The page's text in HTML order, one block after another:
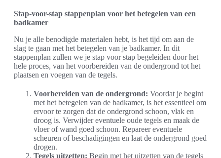
Stap-voor-stap stappenplan voor het betegelen van een
badkamer
Nu je alle benodigde materialen hebt, is het tijd om aan de
slag te gaan met het betegelen van je badkamer. In dit
stappenplan zullen we je stap voor stap begeleiden door het
hele proces, van het voorbereiden van de ondergrond tot het
plaatsen en voegen van de tegels.
Voorbereiden van de ondergrond: Voordat je begint
met het betegelen van de badkamer, is het essentieel om
ervoor te zorgen dat de ondergrond schoon, vlak en
droog is. Verwijder eventuele oude tegels en maak de
vloer of wand goed schoon. Repareer eventuele
scheuren of beschadigingen en laat de ondergrond goed
drogen.
Tegels uitzetten: Begin met het uitzetten van de tegels